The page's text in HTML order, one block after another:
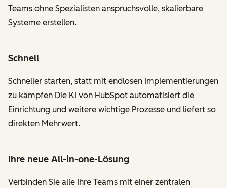
Teams ohne Spezialisten anspruchsvolle, skalierbare
Systeme erstellen.
Schnell
Schneller starten, statt mit endlosen Implementierungen
zu kämpfen Die KI von HubSpot automatisiert die
Einrichtung und weitere wichtige Prozesse und liefert so
direkten Mehrwert.
Ihre neue All-in-one-Lösung
Verbinden Sie alle Ihre Teams mit einer zentralen